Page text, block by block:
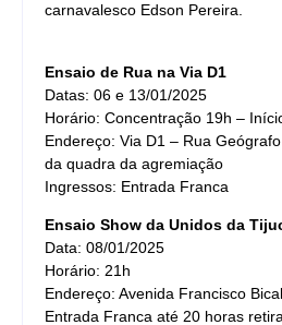
carnavalesco Edson Pereira.
Ensaio de Rua na Via D1
Datas: 06 e 13/01/2025
Horário: Concentração 19h –
Endereço: Via D1 – Rua
da quadra da agremiação
Ingressos: Entrada Franca
Ensaio Show da Unidos da
Data: 08/01/2025
Horário: 21h
Endereço: Avenida Francisco
Entrada Franca até 20 horas